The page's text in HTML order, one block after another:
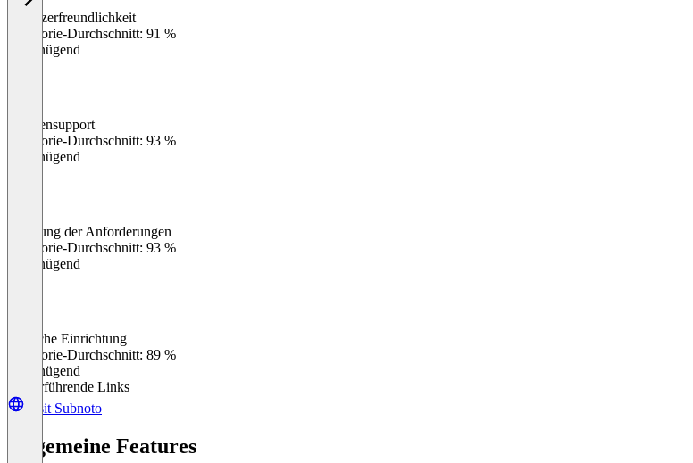
Benutzerfreundlichkeit
Kategorie-Durchschnitt: 91 %
Ungenügend
Kundensupport
Kategorie-Durchschnitt: 93 %
Ungenügend
Erfüllung der Anforderungen
Kategorie-Durchschnitt: 93 %
Ungenügend
Einfache Einrichtung
Kategorie-Durchschnitt: 89 %
Ungenügend
Weiterführende Links
Visit Subnoto
Allgemeine Features